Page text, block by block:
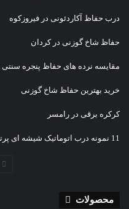
درب حفاظ آکاردئونی در فیروزکوه
حفاظ شاخ گوزنی در کردان
مقایسه نرده های حفاظ پنجره
خرید بهترین حفاظ شاخ گوزنی
کرکره برقی در رامسر
11 نمونه درب اتوماتیک شیشه ای پرتردد مجتمع
محصولات